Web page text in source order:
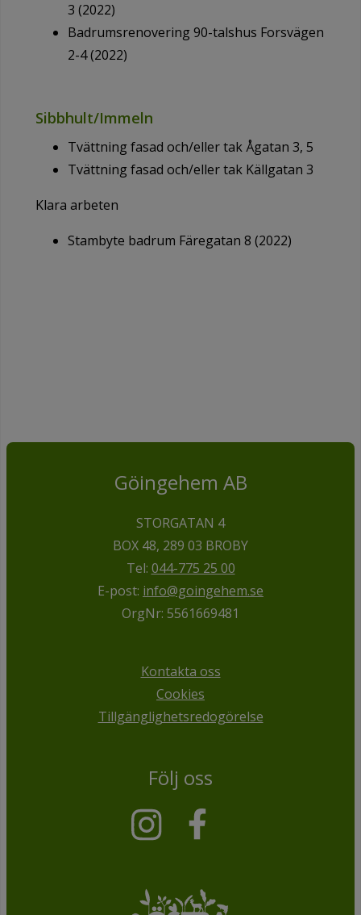
3 (2022)
Badrumsrenovering 90-talshus Forsvägen
2-4 (2022)
Sibbhult/Immeln
Tvättning fasad och/eller tak Ågatan 3, 5
Tvättning fasad och/eller tak Källgatan 3
Klara arbeten
Stambyte badrum Färegatan 8 (2022)
Göingehem AB
STORGATAN 4
BOX 48, 289 03 BROBY
Tel: 044-775 25 00
E-post: info@goingehem.se
OrgNr: 5561669481
Kontakta oss
Cookies
Tillgänglighetsredogörelse
Följ oss